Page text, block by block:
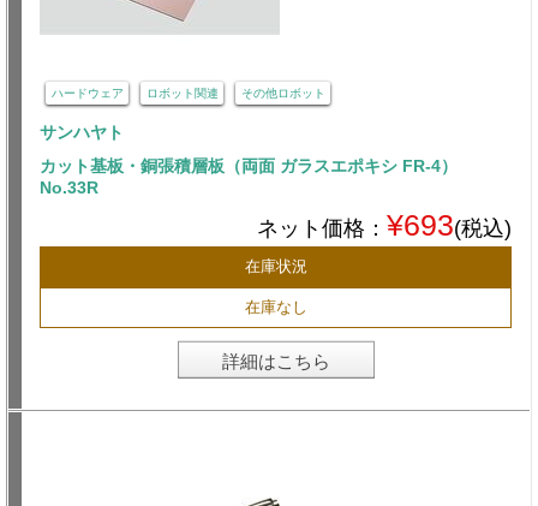
ハードウェア ロボット関連 その他ロボット
サンハヤト
カット基板・銅張積層板（両面 ガラスエポキシ FR-4）
No.33R
ネット価格： ¥693(税込)
在庫状況
在庫なし
詳細はこちら